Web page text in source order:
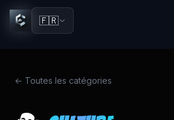
🇫🇷
← Toutes les catégories